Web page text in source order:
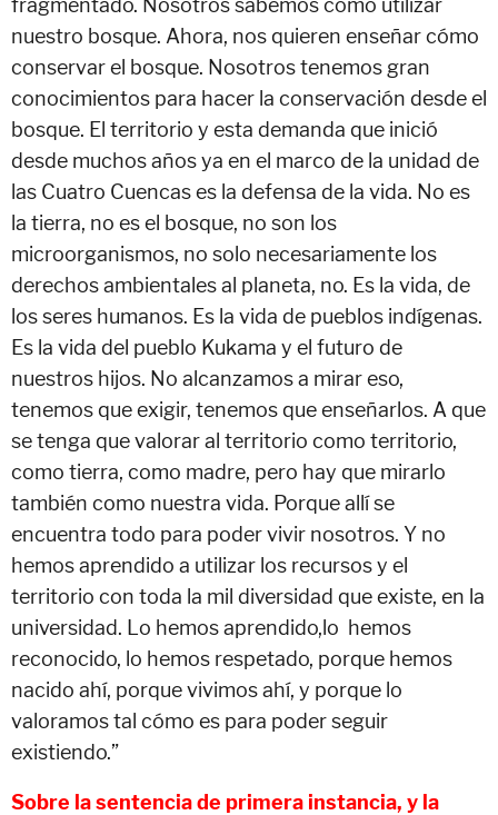
fragmentado. Nosotros sabemos como utilizar
nuestro bosque. Ahora, nos quieren enseñar cómo
conservar el bosque. Nosotros tenemos gran
conocimientos para hacer la conservación desde el
bosque. El territorio y esta demanda que inició
desde muchos años ya en el marco de la unidad de
las Cuatro Cuencas es la defensa de la vida. No es
la tierra, no es el bosque, no son los
microorganismos, no solo necesariamente los
derechos ambientales al planeta, no. Es la vida, de
los seres humanos. Es la vida de pueblos indígenas.
Es la vida del pueblo Kukama y el futuro de
nuestros hijos. No alcanzamos a mirar eso,
tenemos que exigir, tenemos que enseñarlos. A que
se tenga que valorar al territorio como territorio,
como tierra, como madre, pero hay que mirarlo
también como nuestra vida. Porque allí se
encuentra todo para poder vivir nosotros. Y no
hemos aprendido a utilizar los recursos y el
territorio con toda la mil diversidad que existe, en la
universidad. Lo hemos aprendido,lo hemos
reconocido, lo hemos respetado, porque hemos
nacido ahí, porque vivimos ahí, y porque lo
valoramos tal cómo es para poder seguir
existiendo.”
Sobre la sentencia de primera instancia, y la